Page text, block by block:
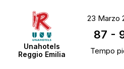
Unahotels
Reggio Emilia
23 Marzo
87 -
Tempo